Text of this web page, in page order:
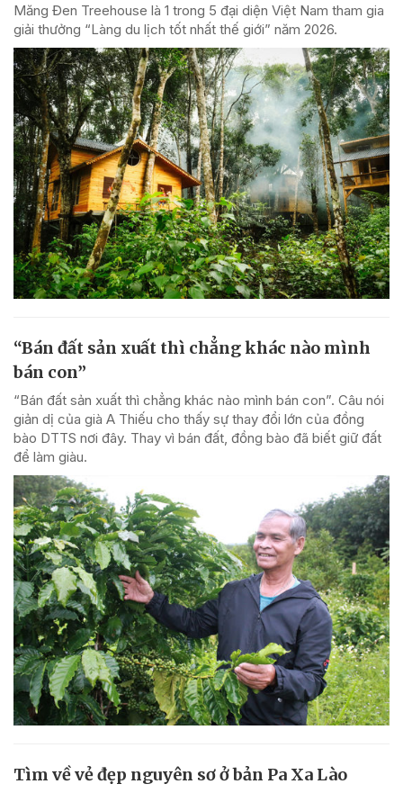
Măng Đen Treehouse là 1 trong 5 đại diện Việt Nam tham gia
giải thưởng “Làng du lịch tốt nhất thế giới” năm 2026.
“Bán đất sản xuất thì chẳng khác nào mình
bán con”
“Bán đất sản xuất thì chẳng khác nào mình bán con”. Câu nói
giản dị của già A Thiếu cho thấy sự thay đổi lớn của đồng
bào DTTS nơi đây. Thay vì bán đất, đồng bào đã biết giữ đất
để làm giàu.
Tìm về vẻ đẹp nguyên sơ ở bản Pa Xa Lào